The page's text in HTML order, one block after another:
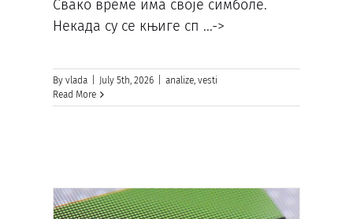
Свако време има своје симболе.
Некада су се књиге сп ...->
By vlada July 5th, 2026 analize, vesti
Read More